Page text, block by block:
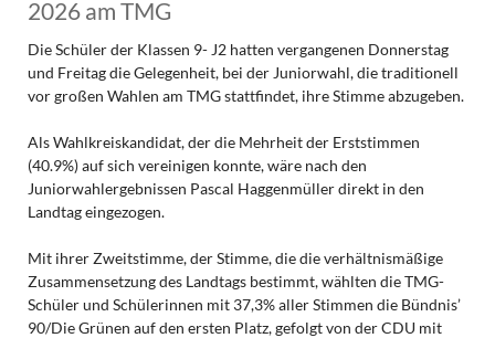
2026 am TMG
Die Schüler der Klassen 9- J2 hatten vergangenen Donnerstag
und Freitag die Gelegenheit, bei der Juniorwahl, die traditionell
vor großen Wahlen am TMG stattfindet, ihre Stimme abzugeben.
Als Wahlkreiskandidat, der die Mehrheit der Erststimmen
(40.9%) auf sich vereinigen konnte, wäre nach den
Juniorwahlergebnissen Pascal Haggenmüller direkt in den
Landtag eingezogen.
Mit ihrer Zweitstimme, der Stimme, die die verhältnismäßige
Zusammensetzung des Landtags bestimmt, wählten die TMG-
Schüler und Schülerinnen mit 37,3% aller Stimmen die Bündnis’
90/Die Grünen auf den ersten Platz, gefolgt von der CDU mit